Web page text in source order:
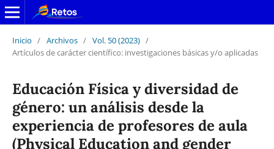
Inicio / Archivos / Vol. 50 (2023) /
Artículos de carácter científico: investigaciones básicas y/o aplicadas
Educación Física y diversidad de
género: un análisis desde la
experiencia de profesores de aula
(Physical Education and gender